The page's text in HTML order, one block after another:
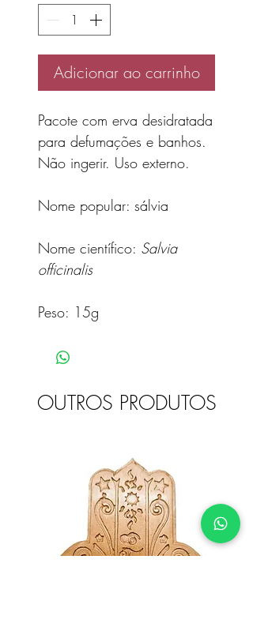
Adicionar ao carrinho
Pacote com erva desidratada
para defumações e banhos.
Não ingerir. Uso externo.
Nome popular: sálvia
Nome científico: Salvia
officinalis
Peso: 15g
OUTROS PRODUTOS